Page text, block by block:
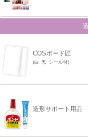
COSボード匠
(白･黒･シール付)
造形サポート用品